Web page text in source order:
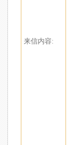
来信内容: